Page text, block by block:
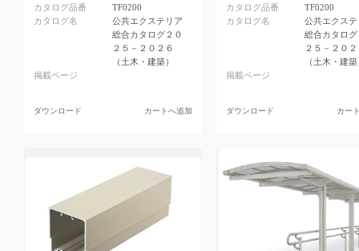
カタログ品番
TF0200
カタログ名
公共エクステリア
総合カタログ２０
２５－２０２６
（土木・建築）
掲載ページ
ダウンロード カートへ追加
カタログ品番
TF0200
カタログ名
公共エクス
総合カタロ
２５－２０
（土木・建
掲載ページ
ダウンロード カー